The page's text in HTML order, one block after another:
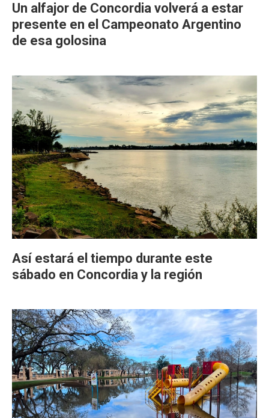
Un alfajor de Concordia volverá a estar
presente en el Campeonato Argentino
de esa golosina
Así estará el tiempo durante este
sábado en Concordia y la región